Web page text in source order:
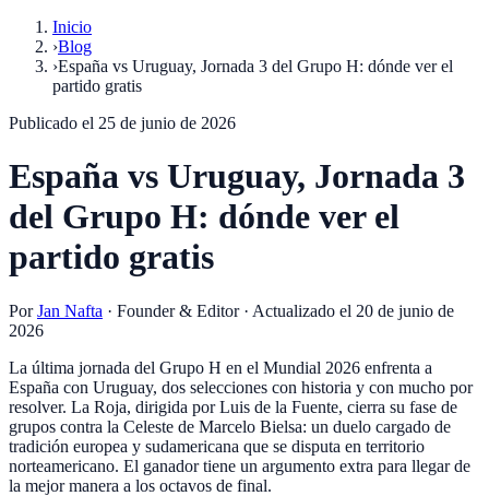
Inicio
›Blog
›España vs Uruguay, Jornada 3 del Grupo H: dónde ver el
partido gratis
Publicado el 25 de junio de 2026
España vs Uruguay, Jornada 3
del Grupo H: dónde ver el
partido gratis
Por Jan Nafta · Founder & Editor· Actualizado el 20 de junio de
2026
La última jornada del Grupo H en el Mundial 2026 enfrenta a
España con Uruguay, dos selecciones con historia y con mucho por
resolver. La Roja, dirigida por Luis de la Fuente, cierra su fase de
grupos contra la Celeste de Marcelo Bielsa: un duelo cargado de
tradición europea y sudamericana que se disputa en territorio
norteamericano. El ganador tiene un argumento extra para llegar de
la mejor manera a los octavos de final.